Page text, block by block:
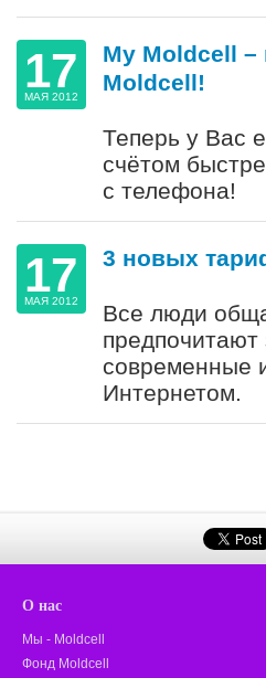
17
МАЯ 2012
My Moldcell –
Moldcell!
Теперь у Вас
счётом
с телефона!
17
МАЯ 2012
3 новых
Все люди
предпочитают
современные
Интернетом.
О нас
Мы - Moldcell
Фонд Moldcell